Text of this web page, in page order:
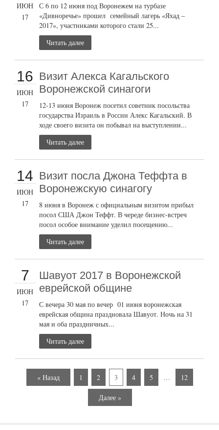
ИЮН
17
С 6 по 12 июня под Воронежем на турбазе
«Дивноречье» прошел семейный лагерь «Яхад –
2017», участниками которого стали 25...
Читать далее
16
ИЮН
17
Визит Алекса Кагальского
Воронежской синагоги
12-13 июня Воронеж посетил советник посольства
государства Израиль в России Алекс Кагальский. В
ходе своего визита он побывал на выступлении...
Читать далее
14
ИЮН
17
Визит посла Джона Теффта в
Воронежскую синагогу
8 июня в Воронеж с официальным визитом прибыл
посол США Джон Теффт. В череде бизнес-встреч
посол особое внимание уделил посещению...
Читать далее
7
ИЮН
17
Шавуот 2017 в Воронежской
еврейской общине
С вечера 30 мая по вечер 01 июня воронежская
еврейская община праздновала Шавуот. Ночь на 31
мая и оба праздничных...
Читать далее
« Назад 1 2 3 4 5 … 12
Далее »